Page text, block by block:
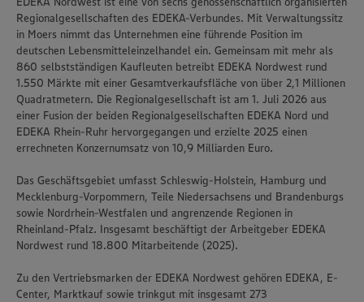
Regionalgesellschaften des EDEKA-Verbundes. Mit Verwaltungssitz
in Moers nimmt das Unternehmen eine führende Position im
deutschen Lebensmitteleinzelhandel ein. Gemeinsam mit mehr als
860 selbstständigen Kaufleuten betreibt EDEKA Nordwest rund
1.550 Märkte mit einer Gesamtverkaufsfläche von über 2,1 Millionen
Quadratmetern. Die Regionalgesellschaft ist am 1. Juli 2026 aus
einer Fusion der beiden Regionalgesellschaften EDEKA Nord und
EDEKA Rhein-Ruhr hervorgegangen und erzielte 2025 einen
errechneten Konzernumsatz von 10,9 Milliarden Euro.
Das Geschäftsgebiet umfasst Schleswig-Holstein, Hamburg und
Mecklenburg-Vorpommern, Teile Niedersachsens und Brandenburgs
sowie Nordrhein-Westfalen und angrenzende Regionen in
Rheinland-Pfalz. Insgesamt beschäftigt der Arbeitgeber EDEKA
Nordwest rund 18.800 Mitarbeitende (2025).
Zu den Vertriebsmarken der EDEKA Nordwest gehören EDEKA, E-
Center, Marktkauf sowie trinkgut mit insgesamt 273